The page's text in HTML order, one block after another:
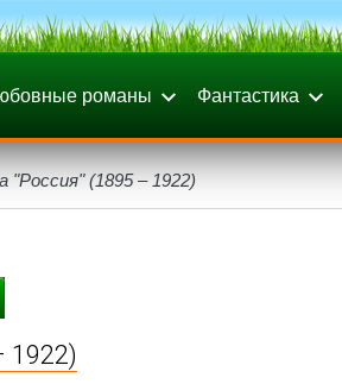
романы Фантастика
"Россия" (1895 – 1922)
1922)